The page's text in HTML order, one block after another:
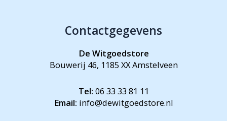
Contactgegevens
De Witgoedstore
Bouwerij 46, 1185 XX Amstelveen
Tel: 06 33 33 81 11
Email: info@dewitgoedstore.nl